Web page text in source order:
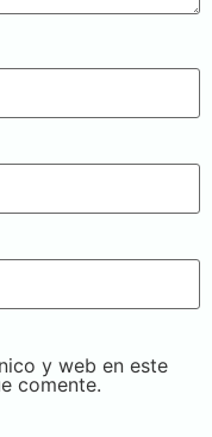
y web en este
comente.